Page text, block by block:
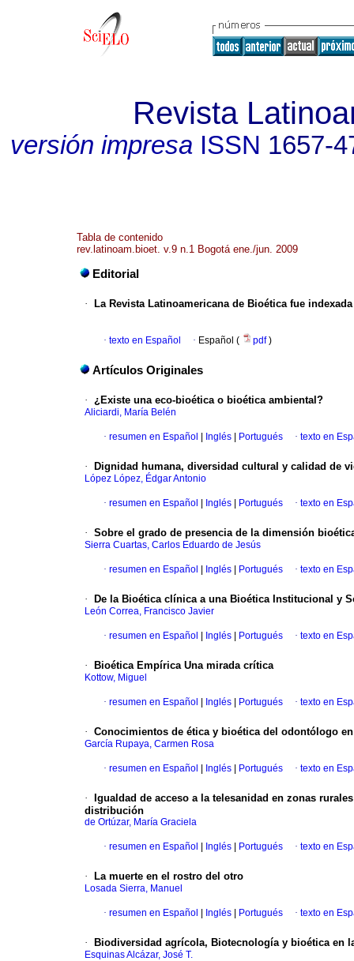
Revista
versión impresaISSN 1657-
Tabla de contenido
rev.latinoam.bioet. v.9 n.1 Bogotá ene./jun. 2009
Editorial
· La Revista Latinoamericana de Bioética fue
· texto en Español · Español ( pdf)
Artículos Originales
· ¿Existe una eco-bioética o bioética ambiental?
Aliciardi, María Belén
· resumen en Español Inglés Portugués · texto en
· Dignidad humana, diversidad cultural y calidad de
López López, Édgar Antonio
· resumen en Español Inglés Portugués · texto en
· Sobre el grado de presencia de la dimensión
Sierra Cuartas, Carlos Eduardo de Jesús
· resumen en Español Inglés Portugués · texto en
· De la Bioética clínica a una Bioética Institucional y
León Correa, Francisco Javier
· resumen en Español Inglés Portugués · texto en
· Bioética Empírica Una mirada crítica
Kottow, Miguel
· resumen en Español Inglés Portugués · texto en
· Conocimientos de ética y bioética del odontólogo
García Rupaya, Carmen Rosa
· resumen en Español Inglés Portugués · texto en
·
Igualdad de acceso a la telesanidad en zonas
distribución
de Ortúzar, María Graciela
· resumen en Español Inglés Portugués · texto en
· La muerte en el rostro del otro
Losada Sierra, Manuel
· resumen en Español Inglés Portugués · texto en
· Biodiversidad agrícola, Biotecnología y bioética en
Esquinas Alcázar, José T.